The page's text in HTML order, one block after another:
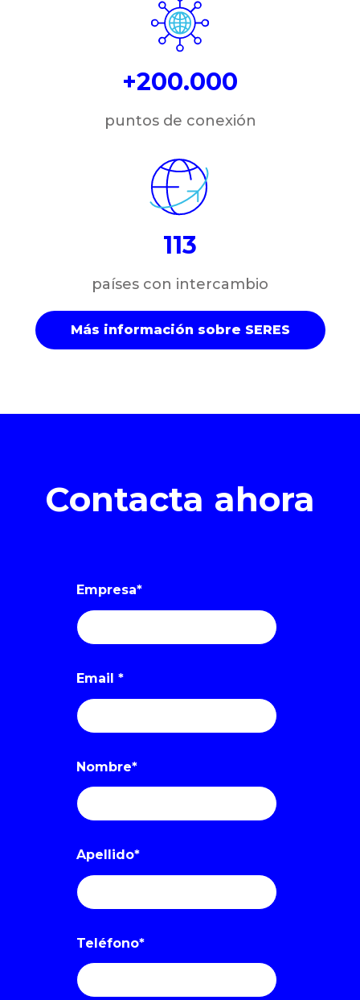
+200.000
puntos de conexión
113
países con intercambio
Más información sobre SERES
Contacta ahora
Empresa*
Email *
Nombre*
Apellido*
Teléfono*